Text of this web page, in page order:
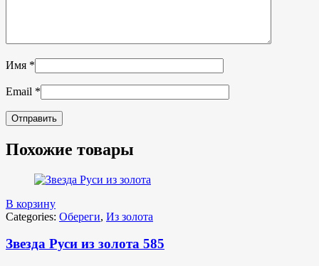
Имя *
Email *
Похожие товары
В корзину
Categories: Обереги, Из золота
Звезда Руси из золота 585